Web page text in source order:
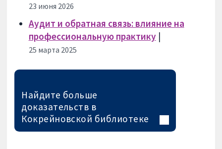
23 июня 2026
Аудит и обратная связь: влияние на
профессиональную практику |
25 марта 2025
Найдите больше
доказательств в
Кокрейновской библиотеке